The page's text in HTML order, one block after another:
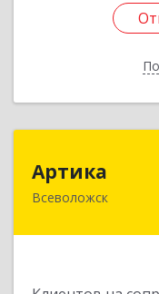
Артика
Всеволожск
188645,